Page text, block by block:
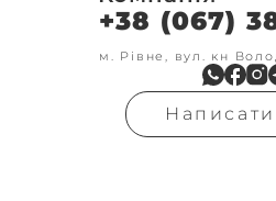
Кенгуру
Кофта з замком
Олімпійки
Флісові кофти
Гольфи
Реглан
Світшот
Олімпійки
Кофта на замку
Бомбери
В'язка
Гольфи
Кофти
Світшоти
Кенгуру
Кенгуру замок
Костюми
Штани
Шорти
Про компанію
Доставка та оплата
Друк на
Обмін та
Контакти
Умови оформлення
замовлення
+38 (067)
м. Рівне, вул. кн